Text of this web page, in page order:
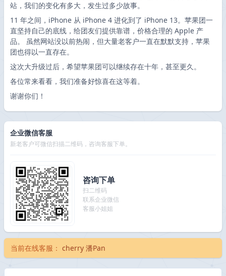
站，我们的变化有多大，发生过多少故事。
11 年之间，iPhone 从 iPhone 4 进化到了 iPhone 13。苹果团一
直坚持自己的底线，给团友们提供靠谱，价格合理的 Apple 产
品。 虽然网站没以前热闹，但大量老客户一直在默默支持，苹果
团也得以一直存在。
这次大升级过后，希望苹果团可以继续存在十年，甚至更久。
各位常来看看，我们准备好惊喜在这等着。
谢谢你们！
企业微信客服
新老客户可微信扫描二维码，咨询客服下单。
咨询下单
扫二维码
联系企业微信
客服小姐姐
当前在线客服： cherry 潘Pan